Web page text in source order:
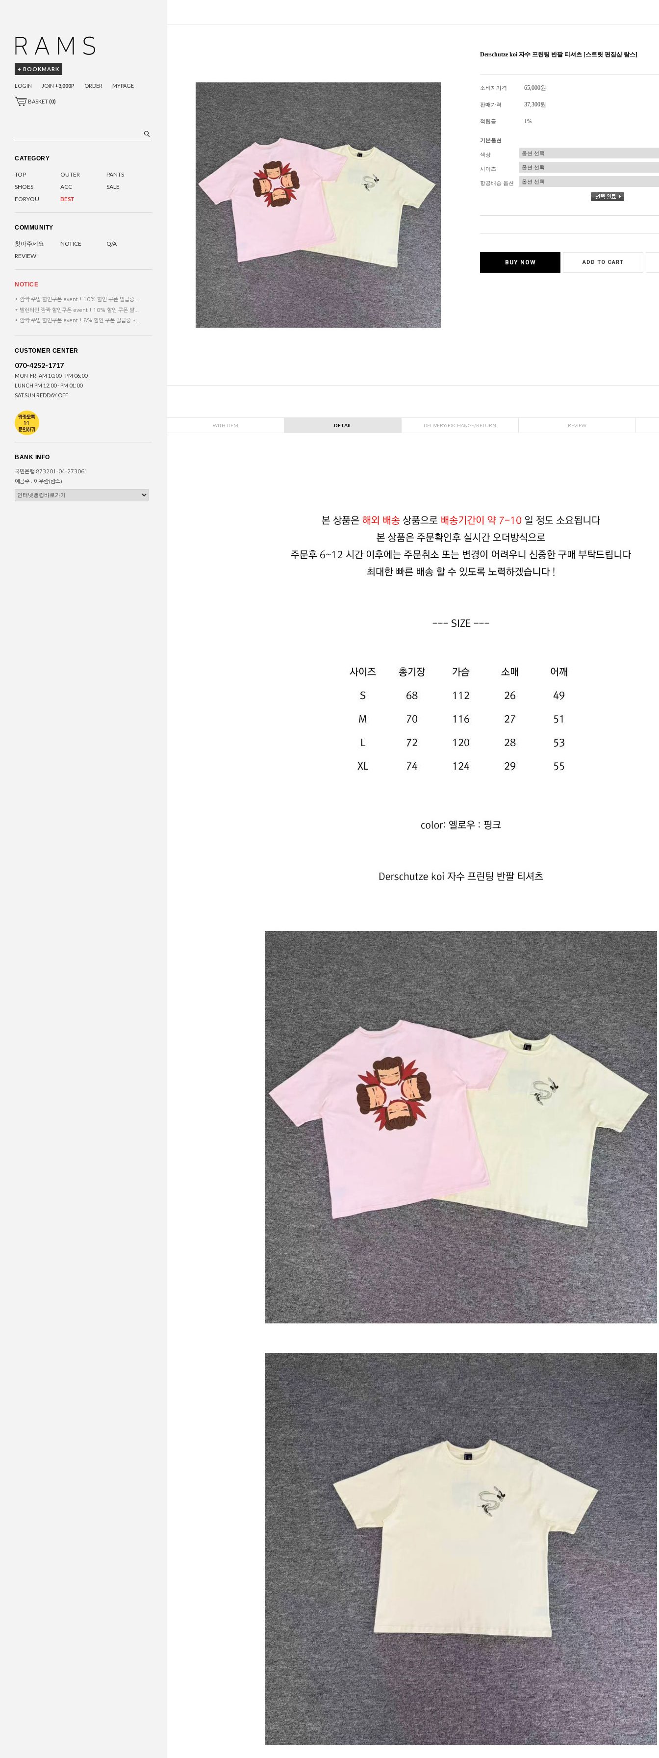
+ BOOKMARK
LOGIN JOIN +3,000P ORDER MYPAGE
BASKET(0)
CATEGORY
TOP OUTER
PANTS
SHOES
ACC
SALE
FORYOU
BEST
COMMUNITY
찾아주세요 NOTICE
Q/A
REVIEW
NOTICE
* 깜짝 주말 할인쿠폰 event ! 10% 할인 쿠폰 발급중...
* 발렌타인 깜짝 할인쿠폰 event ! 10% 할인 쿠폰 발...
* 깜짝 주말 할인쿠폰 event ! 8% 할인 쿠폰 발급중 *...
CUSTOMER CENTER
070-4252-1717
MON-FRI AM 10:00 - PM 06:00
LUNCH PM 12:00 - PM 01:00
SAT.SUN.REDDAY OFF
BANK INFO
국민은행 873201-04-273061
예금주 : 이우람(람스)
Derschutze koi 자수 프린팅 반팔 티셔츠 [스트릿 편집샵 람스]
소비자가격 65,000원
판매가격 37,300원
적립금 1%
기본옵션
색상
사이즈
항공배송 옵션
BUY NOW ADD TO CART
WITH ITEM DETAIL DELIVERY/EXCHANGE/RETURN REVIEW